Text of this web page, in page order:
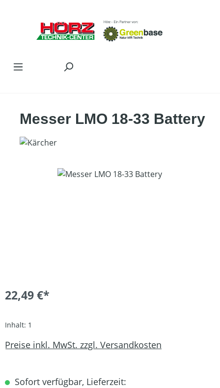
Messer LMO 18-33 Battery
Bildergalerie überspringen
22,49 €*
Inhalt: 1
Preise inkl. MwSt. zzgl. Versandkosten
Sofort verfügbar, Lieferzeit: